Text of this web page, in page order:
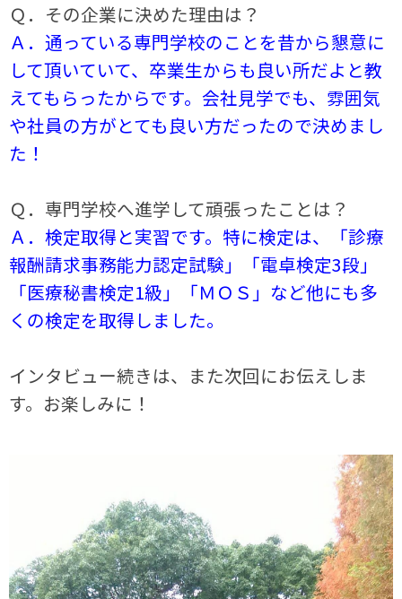
Ｑ．その企業に決めた理由は？
Ａ．通っている専門学校のことを昔から懇意に
して頂いていて、卒業生からも良い所だよと教
えてもらったからです。会社見学でも、雰囲気
や社員の方がとても良い方だったので決めまし
た！
Ｑ．専門学校へ進学して頑張ったことは？
Ａ．検定取得と実習です。特に検定は、「診療
報酬請求事務能力認定試験」「電卓検定3段」
「医療秘書検定1級」「ＭＯＳ」など他にも多
くの検定を取得しました。
インタビュー続きは、また次回にお伝えしま
す。お楽しみに！